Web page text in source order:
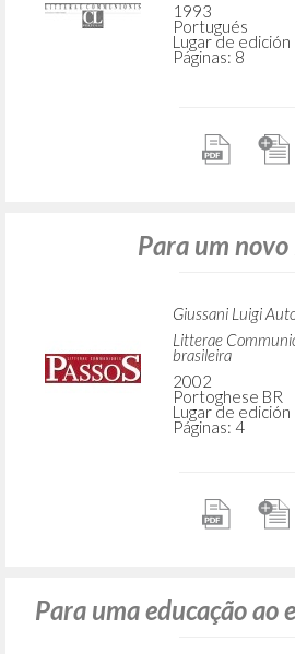
1993
Portugués
Lugar de edición
Páginas: 8
Para um
Giussani Luigi
Litterae
brasileira
2002
Portoghese BR
Lugar de edición
Páginas: 4
Para uma educação ao